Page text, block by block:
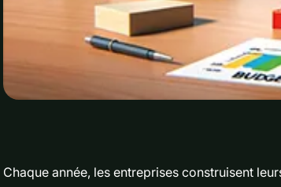
Chaque année, les entreprises construisent